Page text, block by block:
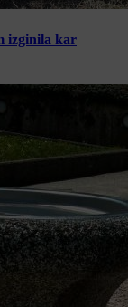
izginila kar